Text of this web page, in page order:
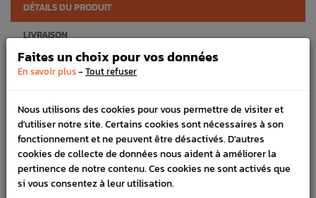
DÉTAILS DU PRODUIT
LIVRAISON
VÉHICULES COMPATIBLE
En stock :27
FICHE TECHNIQUE
Admission
Collecteurs, papillons,spacers & TGV
Faites un choix pour vos données
En savoir plus- Tout refuser
Nous utilisons des cookies pour vous permettre de visiter et
d'utiliser notre site. Certains cookies sont nécessaires à son
fonctionnement et ne peuvent être désactivés. D'autres
cookies de collecte de données nous aident à améliorer la
pertinence de notre contenu. Ces cookies ne sont activés que
si vous consentez à leur utilisation.